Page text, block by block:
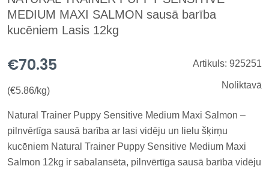
MEDIUM MAXI SALMON sausā barība
kucēniem Lasis 12kg
€70.35
(€5.86/kg)
Artikuls: 925251
Noliktavā
Natural Trainer Puppy Sensitive Medium Maxi Salmon –
pilnvērtīga sausā barība ar lasi vidēju un lielu šķirņu
kucēniem Natural Trainer Puppy Sensitive Medium Maxi
Salmon 12kg ir sabalansēta, pilnvērtīga sausā barība vidēju